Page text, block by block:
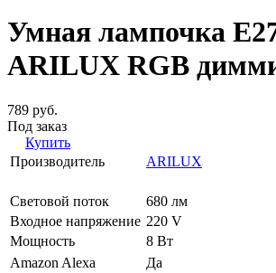
Умная лампочка
ARILUX RGB
789 руб.
Под заказ
Купить
Производитель
ARILUX
Световой поток
680 лм
Входное напряжение 220 V
Мощность
8 Вт
Amazon Alexa
Да